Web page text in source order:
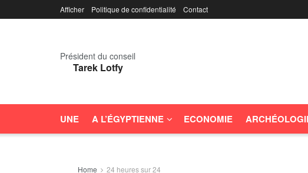
Afficher Politique de confidentialité Contact
Président du conseil
Tarek Lotfy
UNE A L’ÉGYPTIENNE ECONOMIE
Home 24 heures sur 24